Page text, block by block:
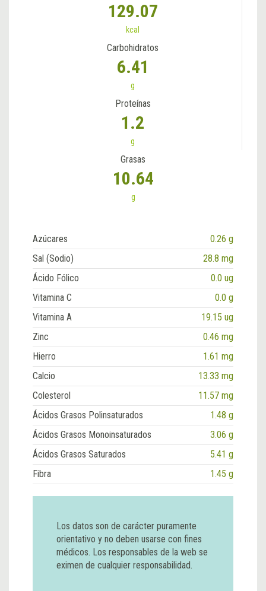
129.07
kcal
Carbohidratos
6.41
g
Proteínas
1.2
g
Grasas
10.64
g
Azúcares
0.26 g
Sal (Sodio)
28.8 mg
Ácido Fólico
0.0 ug
Vitamina C
0.0 g
Vitamina A
19.15 ug
Zinc
0.46 mg
Hierro
1.61 mg
Calcio
13.33 mg
Colesterol
11.57 mg
Ácidos Grasos Polinsaturados
1.48 g
Ácidos Grasos Monoinsaturados
3.06 g
Ácidos Grasos Saturados
5.41 g
Fibra
1.45 g
Los datos son de carácter puramente
orientativo y no deben usarse con fines
médicos. Los responsables de la web se
eximen de cualquier responsabilidad.